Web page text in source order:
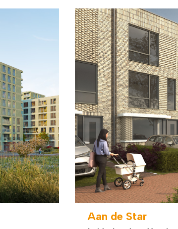
Aan de Star